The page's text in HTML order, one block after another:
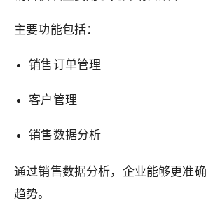
主要功能包括：
销售订单管理
客户管理
销售数据分析
通过销售数据分析，企业能够更准
趋势。